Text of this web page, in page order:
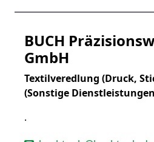
BUCH
GmbH
Textilveredlung (Druck,
(Sonstige
.